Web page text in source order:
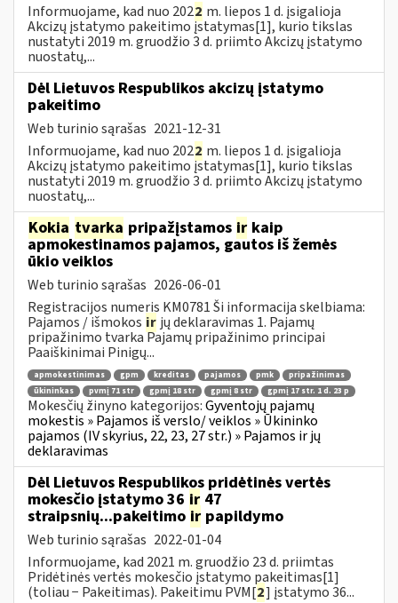
Informuojame, kad nuo 2022 m. liepos 1 d. įsigalioja
Akcizų įstatymo pakeitimo įstatymas[1], kurio tikslas
nustatyti 2019 m. gruodžio 3 d. priimto Akcizų įstatymo
nuostatų,...
Dėl Lietuvos Respublikos akcizų įstatymo
pakeitimo
Web turinio sąrašas 2021-12-31
Informuojame, kad nuo 2022 m. liepos 1 d. įsigalioja
Akcizų įstatymo pakeitimo įstatymas[1], kurio tikslas
nustatyti 2019 m. gruodžio 3 d. priimto Akcizų įstatymo
nuostatų,...
Kokia tvarka pripažįstamos ir kaip
apmokestinamos pajamos, gautos iš žemės
ūkio veiklos
Web turinio sąrašas 2026-06-01
Registracijos numeris KM0781 Ši informacija skelbiama:
Pajamos / išmokos ir jų deklaravimas 1. Pajamų
pripažinimo tvarka Pajamų pripažinimo principai
Paaiškinimai Pinigų...
apmokestinimas gpm kreditas pajamos pmk
pripažinimas
ūkininkas
pvmį 71 str gpmį 18 str gpmį 8 str gpmį 17 str. 1 d. 23 p
Mokesčių žinyno kategorijos:Gyventojų pajamų
mokestis » Pajamos iš verslo/ veiklos » Ūkininko
pajamos (IV skyrius, 22, 23, 27 str.) » Pajamos ir jų
deklaravimas
Dėl Lietuvos Respublikos pridėtinės vertės
mokesčio įstatymo 36 ir 47
straipsnių...pakeitimo ir papildymo
Web turinio sąrašas 2022-01-04
Informuojame, kad 2021 m. gruodžio 23 d. priimtas
Pridėtinės vertės mokesčio įstatymo pakeitimas[1]
(toliau − Pakeitimas). Pakeitimu PVM[2] įstatymo 36...